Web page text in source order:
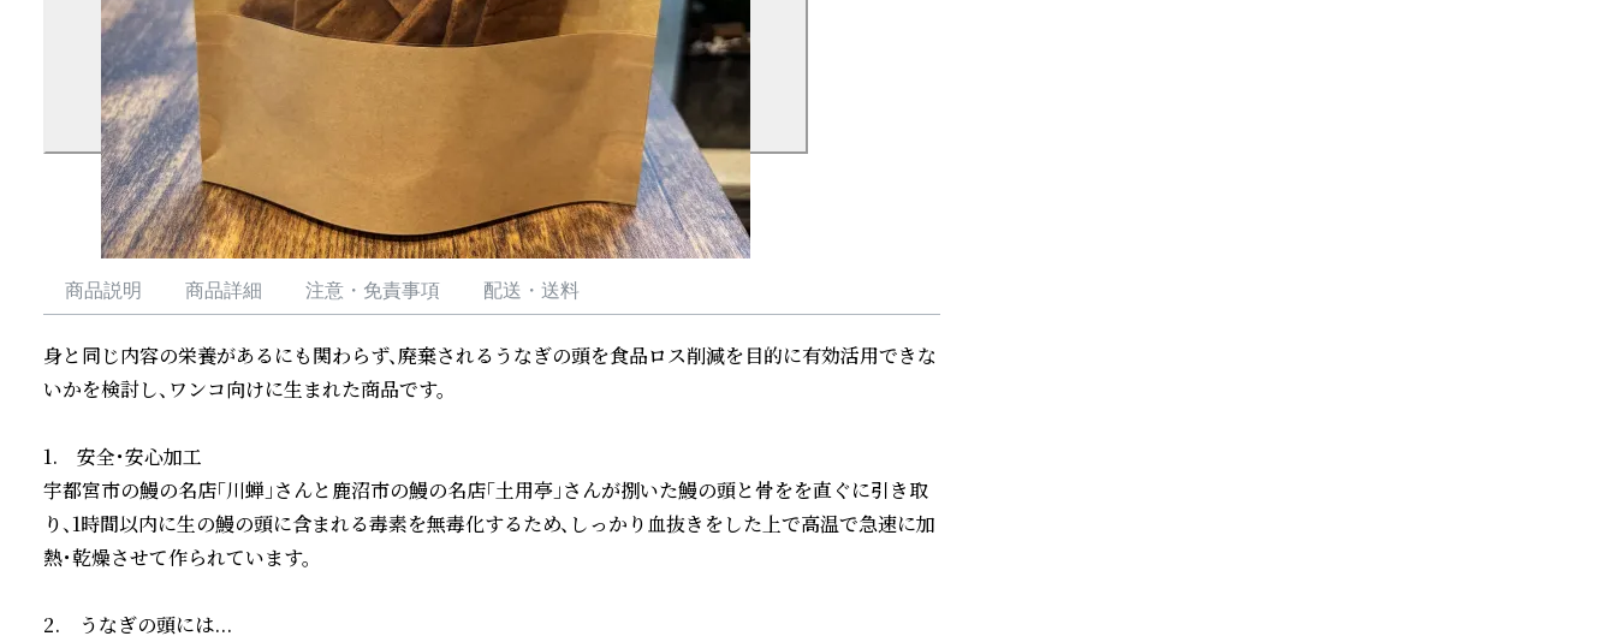
商品説明 商品詳細 注意・免責事項 配送・送料
身と同じ内容の栄養があるにも関わらず、廃棄されるうなぎの頭を食品ロス削減を目的に有効活用できな
いかを検討し、ワンコ向けに生まれた商品です。
1.　安全・安心加工
宇都宮市の鰻の名店「川蝉」さんと鹿沼市の鰻の名店「土用亭」さんが捌いた鰻の頭と骨をを直ぐに引き取
り、1時間以内に生の鰻の頭に含まれる毒素を無毒化するため、しっかり血抜きをした上で高温で急速に加
熱・乾燥させて作られています。﻿
2.　うなぎの頭には...